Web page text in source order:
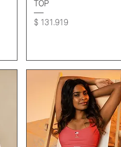
TOP
Precio
$ 131.919